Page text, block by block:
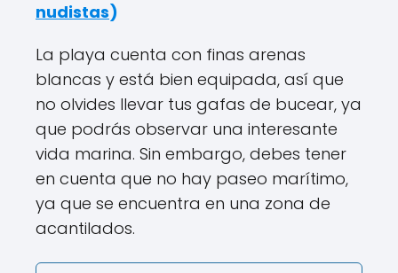
nudistas)
La playa cuenta con finas arenas
blancas y está bien equipada, así que
no olvides llevar tus gafas de bucear, ya
que podrás observar una interesante
vida marina. Sin embargo, debes tener
en cuenta que no hay paseo marítimo,
ya que se encuentra en una zona de
acantilados.